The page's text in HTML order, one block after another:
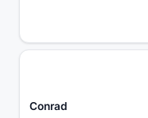
Conrad